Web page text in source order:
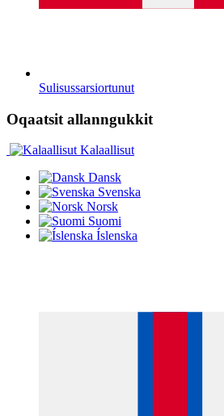
Sulisussarsiortunut
Oqaatsit allanngukkit
Kalaallisut
Dansk
Svenska
Norsk
Suomi
Íslenska